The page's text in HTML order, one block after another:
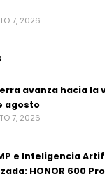
7, 2026
avanza hacia la
agosto
7, 2026
e Inteligencia
HONOR 600